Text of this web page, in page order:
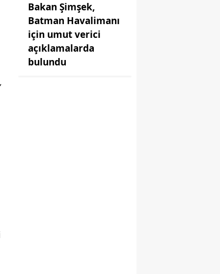
Bakan Şimşek,
Batman Havalimanı
için umut verici
açıklamalarda
bulundu